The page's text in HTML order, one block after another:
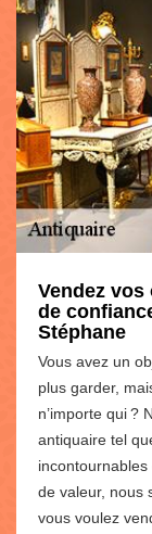
Vendez
de
Stéphane
Vous avez un
plus garder,
n’importe qui ?
antiquaire tel
incontournables
de valeur, nous
vous voulez